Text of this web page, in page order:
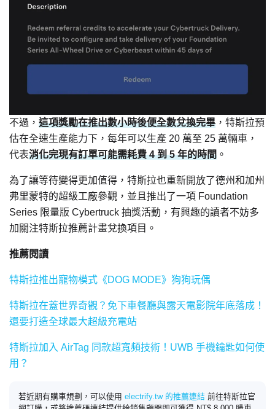
不過， 這項獎勵在推出數小時後便全數兌換完畢 ，特斯拉預
估在全速生產能力下，每年可以生產 20 萬至 25 萬輛車，
代表消化完現有訂單可能需耗費 4 到 5 年的時間 。
為了讓等待變得更加值得，特斯拉也重新開放了德州和加州
弗里蒙特的超級工廠參觀，並且推出了一項 Foundation
Series 限量版 Cybertruck 抽獎活動，有興趣的讀者不妨多
加關注特斯拉推薦計畫兌換項目。
推薦閱讀
特斯拉推出寵物模式《DOG MODE》狗狗玩偶
特斯拉在蓋世界奇觀？免下車餐廳與露天電影院年底落成！
還要打造全球最大超級充電站
特斯拉加入 AirTag 同款超寬頻技術！UWB 手機鑰匙如何使
用？
若近期有購車規劃，可以使用 electrify.tw 的推薦連結 前往特斯拉官